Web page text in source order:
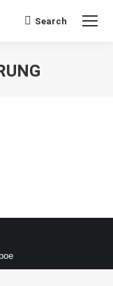
Search:
Search